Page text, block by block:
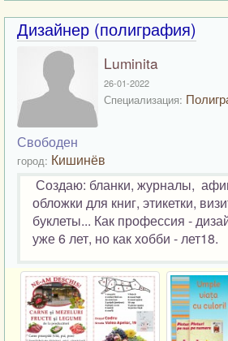
Дизайнер (полиграфия)
Luminita
26-01-2022
Специализация:
Свободен
город: Кишинёв
Создаю: бланки, журналы,
обложки для книг, этикетки,
буклеты... Как профессия -
уже 6 лет, но как хобби - лет18.